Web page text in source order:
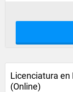
Licenciatura
(Online)